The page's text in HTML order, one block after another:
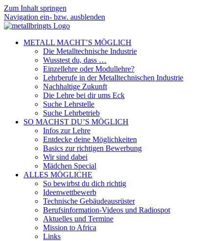
Zum Inhalt springen
Navigation ein- bzw. ausblenden
METALL MACHT’S MÖGLICH
Die Metalltechnische Industrie
Wusstest du, dass …
Einzellehre oder Modullehre?
Lehrberufe in der Metalltechnischen Industrie
Nachhaltige Zukunft
Die Lehre bei dir ums Eck
Suche Lehrstelle
Suche Lehrbetrieb
SO MACHST DU’S MÖGLICH
Infos zur Lehre
Entdecke deine Möglichkeiten
Basics zur richtigen Bewerbung
Wir sind dabei
Mädchen Special
ALLES MÖGLICHE
So bewirbst du dich richtig
Ideenwettbewerb
Technische Gebäudeausrüster
Berufsinformation-Videos und Radiospot
Aktuelles und Termine
Mission to Africa
Links